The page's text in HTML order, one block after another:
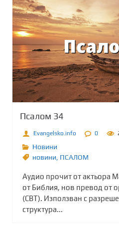
Псалом 34
Evangelsko.info 0
Новини
новини ПСАЛОМ
Аудио прочит от актьора
от Библия, нов превод от
(СВТ). Използван с
структура...